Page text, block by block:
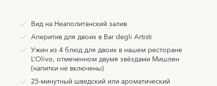
Вид на Неаполитанский залив
Аперитив для двоих в Bar degli Artisti
Ужин из 4 блюд для двоих в нашем ресторане
L’Olivo, отмеченном двумя звёздами Мишлен
(напитки не включены)
25-минутный шведский или ароматический